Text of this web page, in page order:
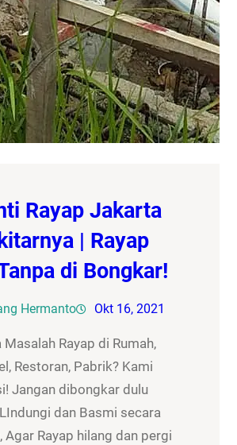
Rayap Jakarta
| Rayap
di Bongkar!
Hermanto Okt 16, 2021
Masalah Rayap di Rumah,
Restoran, Pabrik? Kami
Jangan dibongkar dulu
dan Basmi secara
Agar Rayap hilang dan pergi